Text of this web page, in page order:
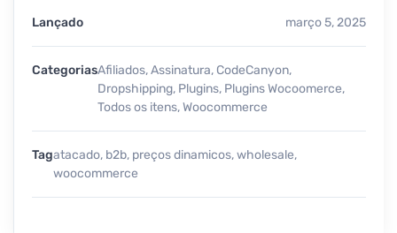
Lançado março 5, 2025
CategoriasAfiliados,Assinatura, CodeCanyon,
Dropshipping, Plugins, Plugins Wocoomerce,
Todos os itens,Woocommerce
Tagatacado, b2b, preços dinamicos,wholesale,
woocommerce